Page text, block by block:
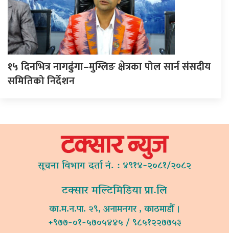
१५ दिनभित्र नागढुंगा–मुग्लिङ क्षेत्रका पोल सार्न संसदीय
समितिको निर्देशन
सूचना विभाग दर्ता नं. : ४९१४-२०८१/२०८२
टक्सार मल्टिमिडिया प्रा.लि
का.म.न.पा. २९, अनामनगर , काठमाडौं ।
+९७७-०१-५७०५४४५ / ९८५१२२७७५३